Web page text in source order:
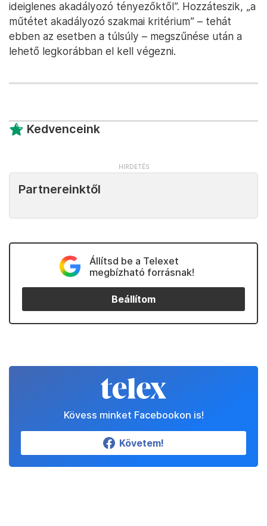
ideiglenes akadályozó tényezőktől”. Hozzáteszik, „a
műtétet akadályozó szakmai kritérium” – tehát
ebben az esetben a túlsúly – megszűnése után a
lehető legkorábban el kell végezni.
Kedvenceink
Partnereinktől
Állítsd be a Telexet
megbízható forrásnak!
Beállítom
Kövess minket Facebookon is!
Követem!